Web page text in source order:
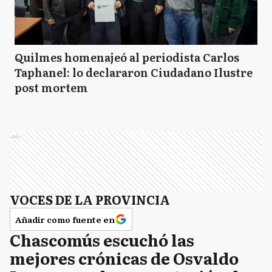
Quilmes homenajeó al periodista Carlos
Taphanel: lo declararon Ciudadano Ilustre
post mortem
Ads
VOCES DE LA PROVINCIA
Añadir como fuente en
Chascomús escuchó las
mejores crónicas de Osvaldo